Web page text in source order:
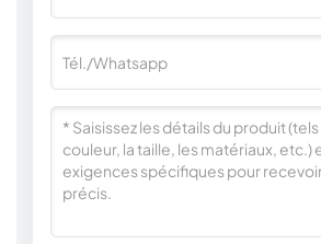
5. Dans les situations
Sunrange se réserve le
refuser le service après-
client démonte le produit
autorisation ; le problème
produit n’est pas dû à un